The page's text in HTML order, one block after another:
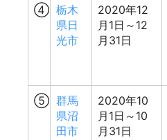
④ 栃木
県日
光市
2020年12
月1日～12
月31日
⑤ 群馬
県沼
田市
2020年10
月1日～10
月31日